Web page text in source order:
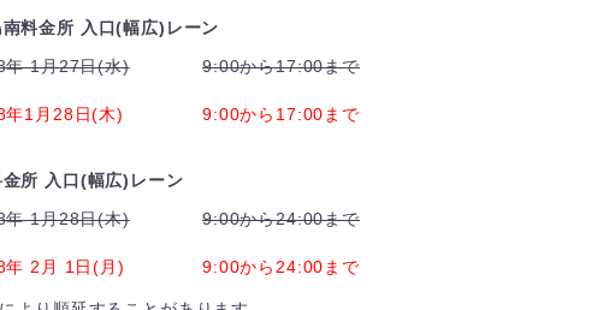
料金所 入口(幅広)レーン
年 1月27日(水)
9:00から17:00まで
年1月28日(木) 9:00から17:00まで
所 入口(幅広)レーン
年 1月28日(木)
9:00から24:00まで
年 2月 1日(月) 9:00から24:00まで